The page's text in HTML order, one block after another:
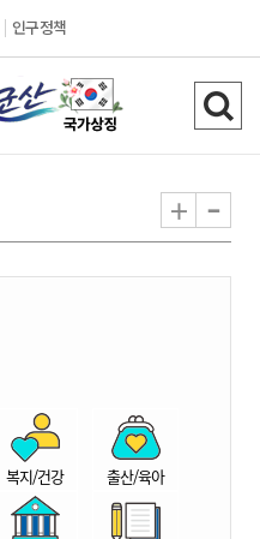
인구정책
검
색
기
+ -
복지/건강 출산/육아